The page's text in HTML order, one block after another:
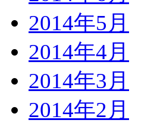
2014年5月
2014年4月
2014年3月
2014年2月